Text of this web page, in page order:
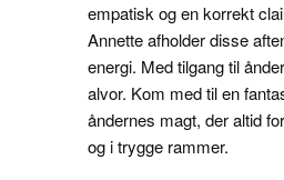
empatisk og en korrekt
Annette afholder disse
energi. Med tilgang til
alvor. Kom med til en
åndernes magt, der altid
og i trygge rammer.